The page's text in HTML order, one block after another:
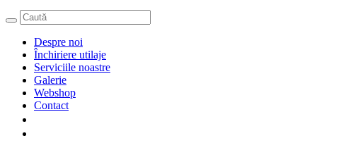
Despre noi
Închiriere utilaje
Serviciile noastre
Galerie
Webshop
Contact